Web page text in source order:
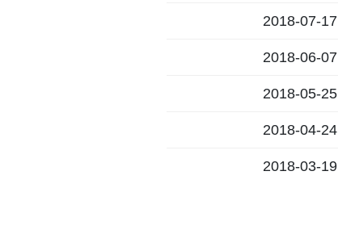
2018-07-17
2018-06-07
2018-05-25
2018-04-24
2018-03-19